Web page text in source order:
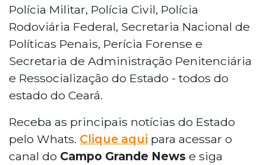
Polícia Militar, Polícia Civil, Polícia
Rodoviária Federal, Secretaria Nacional de
Políticas Penais, Perícia Forense e
Secretaria de Administração Penitenciária
e Ressocialização do Estado - todos do
estado do Ceará.
Receba as principais notícias do Estado
pelo Whats. Clique aqui para acessar o
canal do Campo Grande News e siga